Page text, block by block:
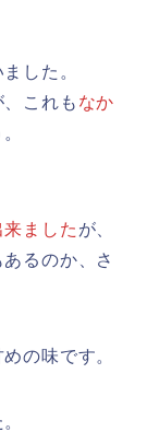
した。
これも なか
ました が、
るのか、さ
の味です。